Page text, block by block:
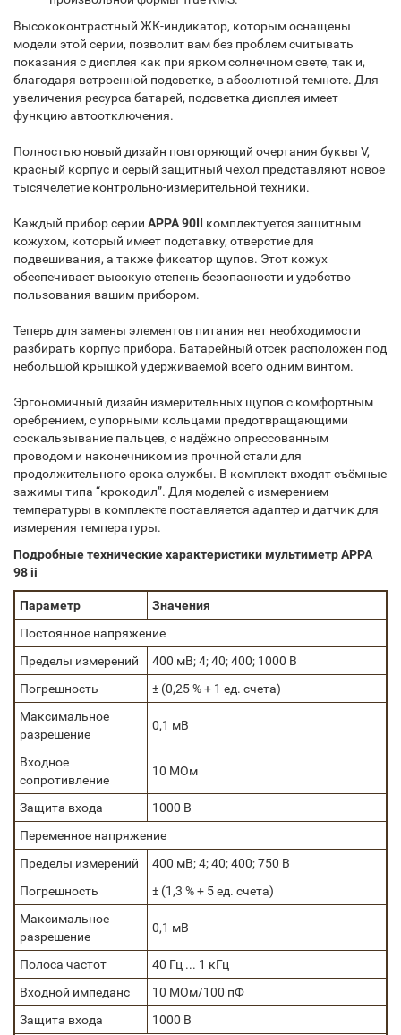
Высококонтрастный ЖК-индикатор, которым оснащены
модели этой серии, позволит вам без проблем считывать
показания с дисплея как при ярком солнечном свете, так и,
благодаря встроенной подсветке, в абсолютной темноте. Для
увеличения ресурса батарей, подсветка дисплея имеет
функцию автоотключения.
Полностью новый дизайн повторяющий очертания буквы V,
красный корпус и серый защитный чехол представляют новое
тысячелетие контрольно-измерительной техники.
Каждый прибор серии APPA 90II комплектуется защитным
кожухом, который имеет подставку, отверстие для
подвешивания, а также фиксатор щупов. Этот кожух
обеспечивает высокую степень безопасности и удобство
пользования вашим прибором.
Теперь для замены элементов питания нет необходимости
разбирать корпус прибора. Батарейный отсек расположен под
небольшой крышкой удерживаемой всего одним винтом.
Эргономичный дизайн измерительных щупов с комфортным
оребрением, с упорными кольцами предотвращающими
соскальзывание пальцев, с надёжно опрессованным
проводом и наконечником из прочной стали для
продолжительного срока службы. В комплект входят съёмные
зажимы типа “крокодил”. Для моделей с измерением
температуры в комплекте поставляется адаптер и датчик для
измерения температуры.
Подробные технические характеристики мультиметр APPA
98 ii
Параметр
Значения
Постоянное напряжение
Пределы измерений
400 мВ; 4; 40; 400; 1000 В
Погрешность
± (0,25 % + 1 ед. счета)
Максимальное
разрешение
0,1 мВ
Входное
сопротивление
10 МОм
Защита входа
1000 В
Переменное напряжение
Пределы измерений
400 мВ; 4; 40; 400; 750 В
Погрешность
± (1,3 % + 5 ед. счета)
Максимальное
разрешение
0,1 мВ
Полоса частот
40 Гц ... 1 кГц
Входной импеданс
10 МОм/100 пФ
Защита входа
1000 В